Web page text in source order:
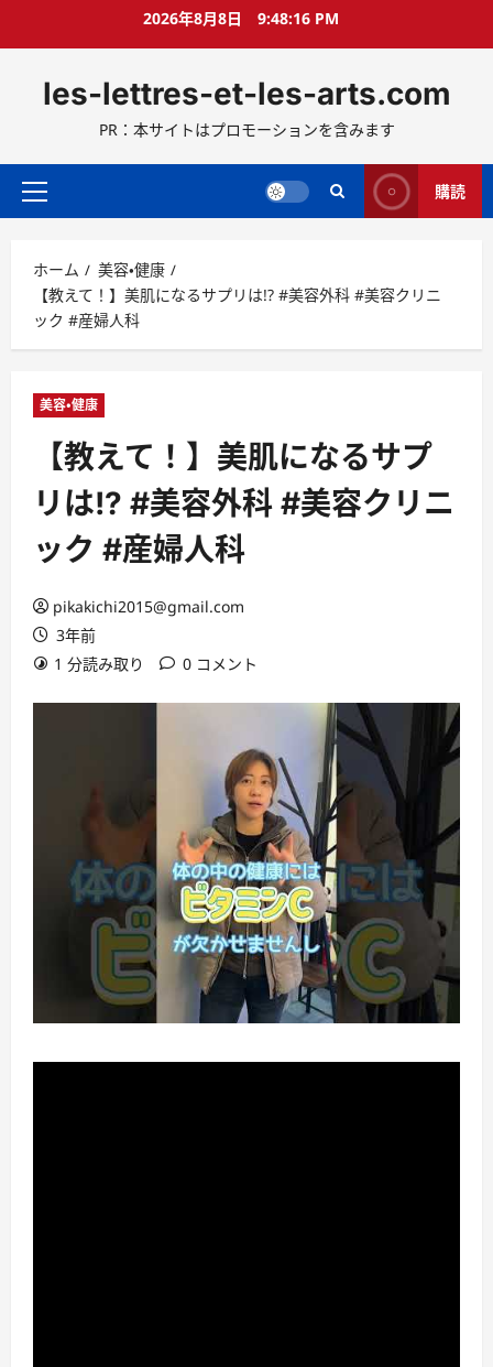
ス
ッ
2026年8月8日 9:48:18 PM
les-lettres-et-les-arts.com
PR：本サイトはプロモーションを含みます
メ
メ
ニ
ュ
ー
購読
ホーム
美容・健康
【教えて！】美肌になるサプリは!? #美容外科 #美容クリニ
ック #産婦人科
美容・健康
【教えて！】美肌になるサプ
リは!? #美容外科 #美容クリニ
ック #産婦人科
pikakichi2015@gmail.com
3年前
1 分読み取り
0 コメント